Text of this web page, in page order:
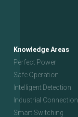
Knowledge Areas
Perfect Power
Safe Operation
Intelligent Detection
Industrial Connection
Smart Switching